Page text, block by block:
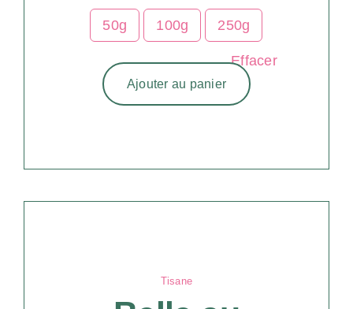
50g 100g 250g
Effacer
Ajouter au panier
Tisane